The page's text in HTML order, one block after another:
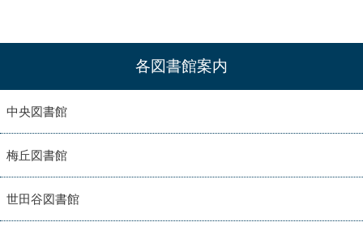
各図書館案内
中央図書館
梅丘図書館
世田谷図書館